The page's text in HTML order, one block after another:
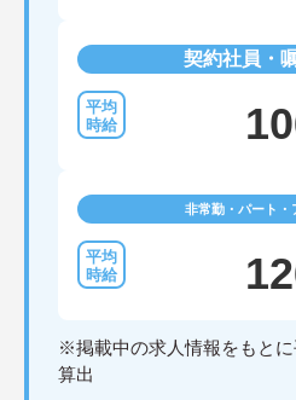
契約社員・
非常勤・パート・
※掲載中の求人情報をもと
算出